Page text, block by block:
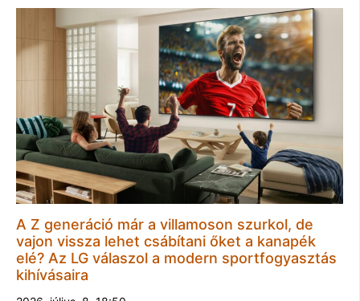
A Z generáció már a villamoson szurkol, de
vajon vissza lehet csábítani őket a kanapék
elé? Az LG válaszol a modern sportfogyasztás
kihívásaira